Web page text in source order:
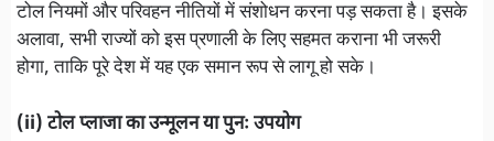
टोल नियमों और परिवहन नीतियों में संशोधन करना पड़ सकता है। इसके
अलावा, सभी राज्यों को इस प्रणाली के लिए सहमत कराना भी जरूरी
होगा, ताकि पूरे देश में यह एक समान रूप से लागू हो सके।
(ii) टोल प्लाजा का उन्मूलन या पुनः उपयोग